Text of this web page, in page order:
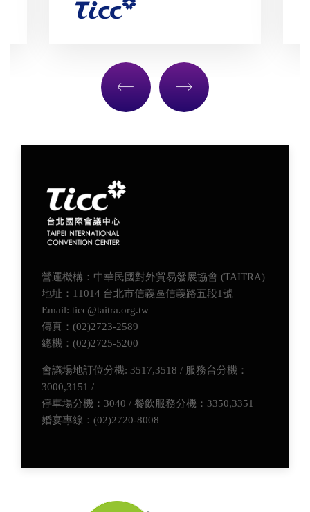
營運機構：中華民國對外貿易發展協會 (TAITRA)
地址：11014 台北市信義區信義路五段1號
Email: ticc@taitra.org.tw
傳真：(02)2723-2589
總機：(02)2725-5200
會議場地訂位分機: 3517,3518 / 服務台分機：
3000,3151 /
停車場分機：3040 / 餐飲服務分機：3350,3351
婚宴專線：(02)2720-8008